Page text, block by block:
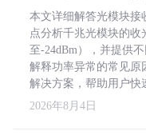
本文详细解答光模块接
点分析千兆光模块的收
至-24dBm），并提供
解释功率异常的常见原
解决方案，帮助用户快
2026年8月4日